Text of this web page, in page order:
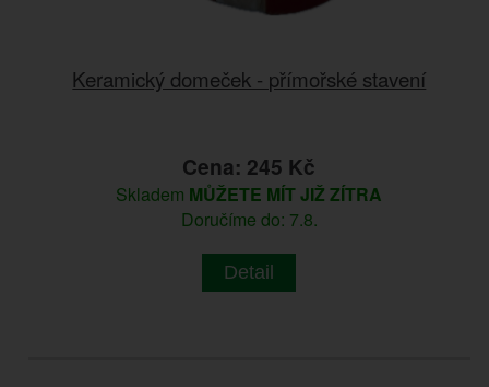
Keramický domeček - přímořské stavení
Cena: 245 Kč
Skladem MŮŽETE MÍT JIŽ ZÍTRA
Doručíme do: 7.8.
Detail